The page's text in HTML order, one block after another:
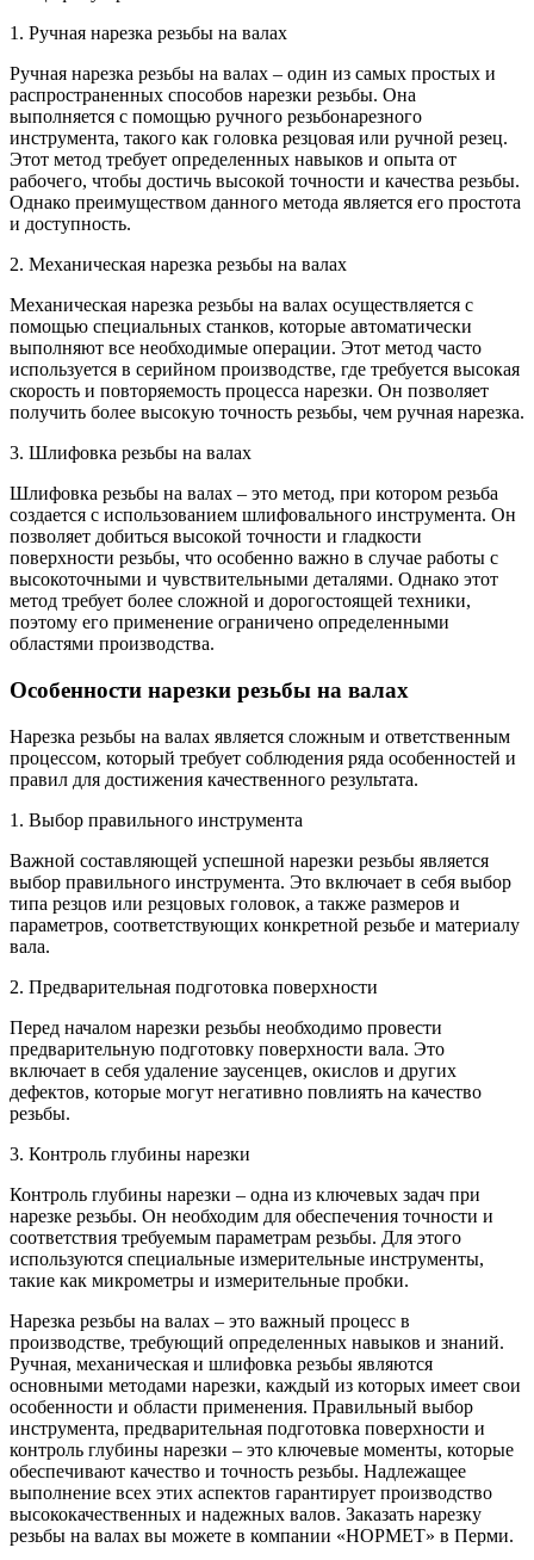
1. Ручная нарезка резьбы на валах
Ручная нарезка резьбы на валах – один из самых простых и
распространенных способов нарезки резьбы. Она
выполняется с помощью ручного резьбонарезного
инструмента, такого как головка резцовая или ручной резец.
Этот метод требует определенных навыков и опыта от
рабочего, чтобы достичь высокой точности и качества резьбы.
Однако преимуществом данного метода является его простота
и доступность.
2. Механическая нарезка резьбы на валах
Механическая нарезка резьбы на валах осуществляется с
помощью специальных станков, которые автоматически
выполняют все необходимые операции. Этот метод часто
используется в серийном производстве, где требуется высокая
скорость и повторяемость процесса нарезки. Он позволяет
получить более высокую точность резьбы, чем ручная нарезка.
3. Шлифовка резьбы на валах
Шлифовка резьбы на валах – это метод, при котором резьба
создается с использованием шлифовального инструмента. Он
позволяет добиться высокой точности и гладкости
поверхности резьбы, что особенно важно в случае работы с
высокоточными и чувствительными деталями. Однако этот
метод требует более сложной и дорогостоящей техники,
поэтому его применение ограничено определенными
областями производства.
Особенности нарезки резьбы на валах
Нарезка резьбы на валах является сложным и ответственным
процессом, который требует соблюдения ряда особенностей и
правил для достижения качественного результата.
1. Выбор правильного инструмента
Важной составляющей успешной нарезки резьбы является
выбор правильного инструмента. Это включает в себя выбор
типа резцов или резцовых головок, а также размеров и
параметров, соответствующих конкретной резьбе и материалу
вала.
2. Предварительная подготовка поверхности
Перед началом нарезки резьбы необходимо провести
предварительную подготовку поверхности вала. Это
включает в себя удаление заусенцев, окислов и других
дефектов, которые могут негативно повлиять на качество
резьбы.
3. Контроль глубины нарезки
Контроль глубины нарезки – одна из ключевых задач при
нарезке резьбы. Он необходим для обеспечения точности и
соответствия требуемым параметрам резьбы. Для этого
используются специальные измерительные инструменты,
такие как микрометры и измерительные пробки.
Нарезка резьбы на валах – это важный процесс в
производстве, требующий определенных навыков и знаний.
Ручная, механическая и шлифовка резьбы являются
основными методами нарезки, каждый из которых имеет свои
особенности и области применения. Правильный выбор
инструмента, предварительная подготовка поверхности и
контроль глубины нарезки – это ключевые моменты, которые
обеспечивают качество и точность резьбы. Надлежащее
выполнение всех этих аспектов гарантирует производство
высококачественных и надежных валов. Заказать нарезку
резьбы на валах вы можете в компании «НОРМЕТ» в Перми.